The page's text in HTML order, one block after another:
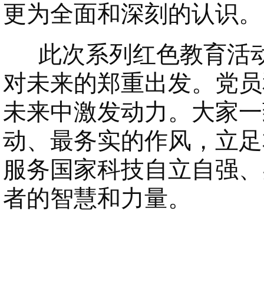
更为全面和深刻的认识。
此次系列红色教育活
对未来的郑重出发。党
未来中激发动力。大家
动、最务实的作风，立
服务国家科技自立自强
者的智慧和力量。